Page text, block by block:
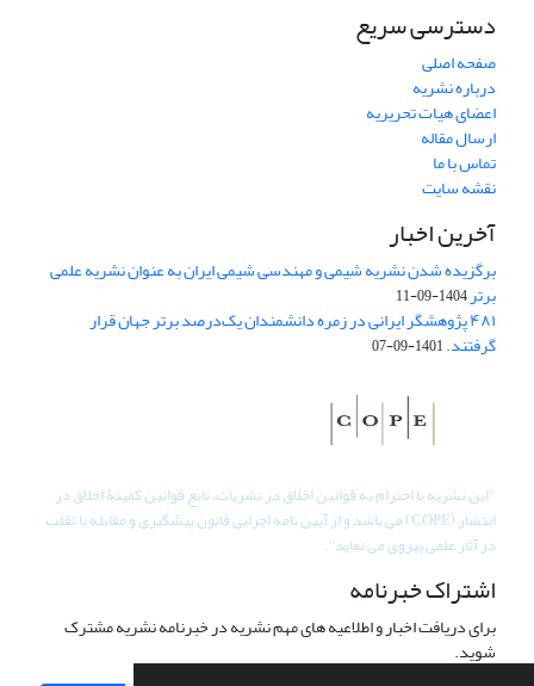
دسترسی سریع
صفحه اصلی
درباره نشریه
اعضای هیات تحریریه
ارسال مقاله
تماس با ما
نقشه سایت
آخرین اخبار
برگزیده شدن نشریه شیمی و مهندسی شیمی ایران به عنوان نشریه علمی
برتر1404-09-11
۴۸۱ پژوهشگر ایرانی در زمره دانشمندان یک‌درصد برتر جهان قرار
گرفتند.1401-09-07
"این نشریه با احترام به قوانین اخلاق در نشریات، تابع قوانین کمیتۀ اخلاق در
انتشار (COPE) می باشد و از آیین نامه اجرایی قانون پیشگیری و مقابله با تقلب
در آثار علمی پیروی می نماید".
اشتراک خبرنامه
برای دریافت اخبار و اطلاعیه های مهم نشریه در خبرنامه نشریه مشترک
شوید.